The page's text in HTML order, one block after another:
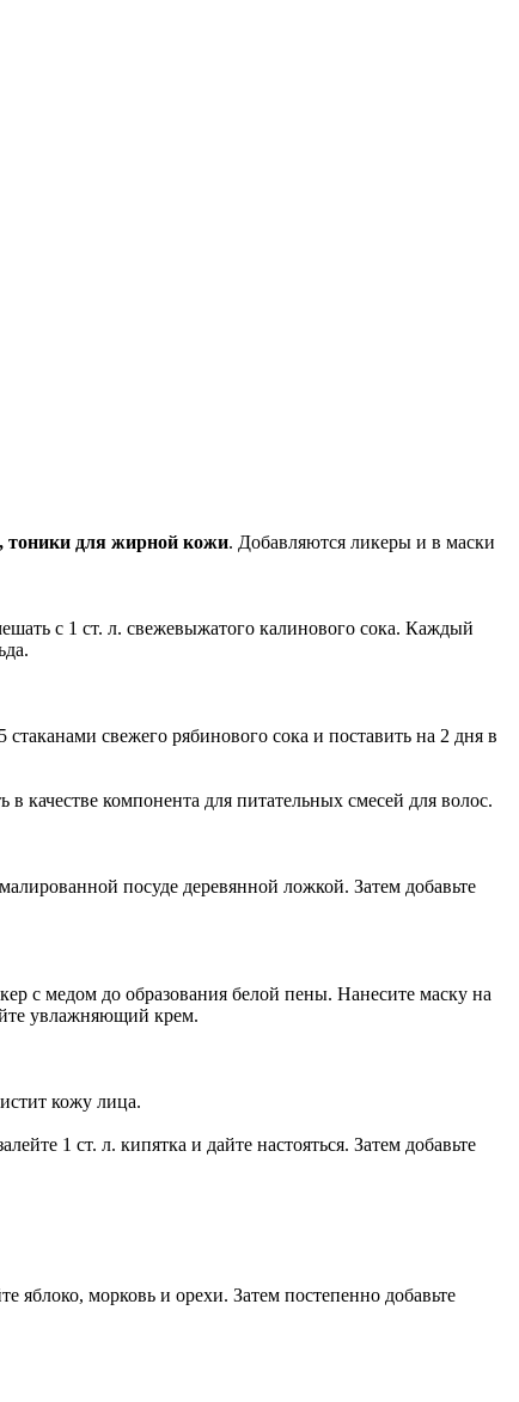
тоники для жирной кожи. Добавляются ликеры и в маски
с 1 ст. л. свежевыжатого калинового сока. Каждый
стаканами свежего рябинового сока и поставить на 2 дня в
компонента для питательных смесей для волос.
посуде деревянной ложкой. Затем добавьте
с медом до образования белой пены. Нанесите маску на
увлажняющий крем.
кожу лица.
1 ст. л. кипятка и дайте настояться. Затем добавьте
яблоко, морковь и орехи. Затем постепенно добавьте